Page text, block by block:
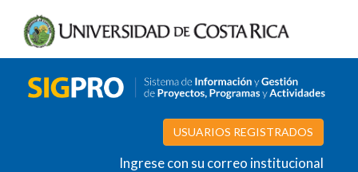
USUARIOS REGISTRADOS
Ingrese con su correo institucional